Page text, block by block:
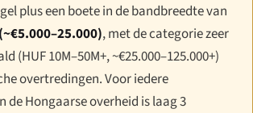
plus een boete in de bandbreedte van
, met de categorie zeer
(HUF 10M–50M+, ~€25.000–125.000+)
overtredingen. Voor iedere
de Hongaarse overheid is laag 3